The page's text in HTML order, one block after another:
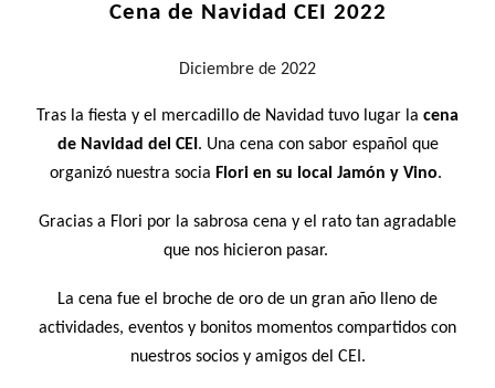
Cena de Navidad CEI 2022
Diciembre de 2022
Tras la fiesta y el mercadillo de Navidad tuvo lugar la cena
de Navidad del CEI . Una cena con sabor español que
organizó nuestra socia Flori en su local Jamón y Vino.
Gracias a Flori por la sabrosa cena y el rato tan agradable
que nos hicieron pasar.
La cena fue el broche de oro de un gran año lleno de
actividades, eventos y bonitos momentos compartidos con
nuestros socios y amigos del CEI.